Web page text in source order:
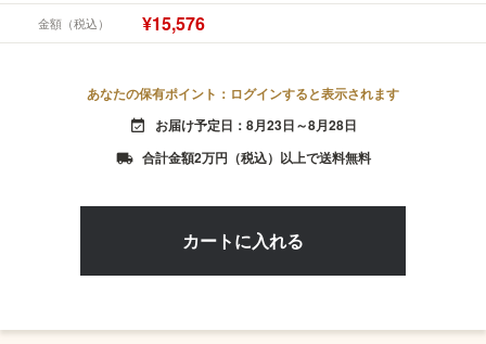
金額（税込） ¥15,576
あなたの保有ポイント：ログインすると表示されます
event_available お届け予定日：8月23日～8月28日
local_shipping 合計金額2万円（税込）以上で送料無料